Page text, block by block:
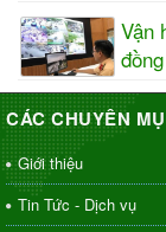
Vận
CÁC CHUYÊN
Giới thiệu
Tin Tức - Dịch vụ